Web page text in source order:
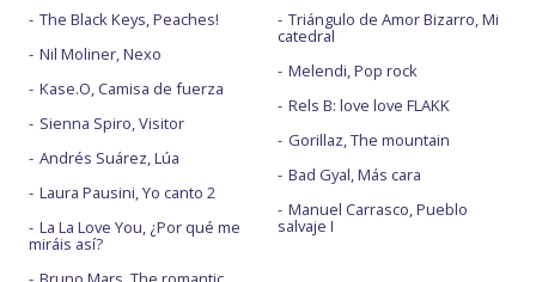
The Black Keys, Peaches!
Nil Moliner, Nexo
Kase.O, Camisa de fuerza
Sienna Spiro, Visitor
Andrés Suárez, Lúa
Laura Pausini, Yo canto 2
La La Love You, ¿Por qué me
miráis así?
Triángulo de Amor Bizarro, Mi
catedral
Melendi, Pop rock
Rels B: love love FLAKK
Gorillaz, The mountain
Bad Gyal, Más cara
Manuel Carrasco, Pueblo
salvaje I